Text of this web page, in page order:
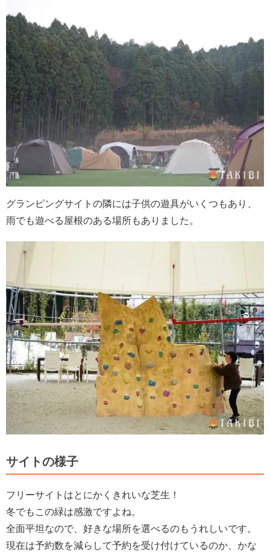
グランピングサイトの隣には子供の遊具がいくつもあり、
雨でも遊べる屋根のある場所もありました。
サイトの様子
フリーサイトはとにかくきれいな芝生！
冬でもこの緑は感激ですよね。
全面平坦なので、好きな場所を選べるのもうれしいです。
現在は予約数を減らして予約を受け付けているのか、かな